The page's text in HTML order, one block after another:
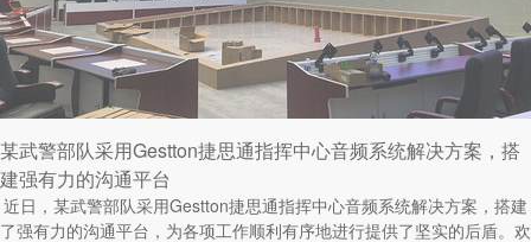
某武警部队采用Gestton捷思通指挥中心音频系统解决方案，搭
建强有力的沟通平台
近日，某武警部队采用Gestton捷思通指挥中心音频系统解决方案，搭建
了强有力的沟通平台，为各项工作顺利有序地进行提供了坚实的后盾。欢